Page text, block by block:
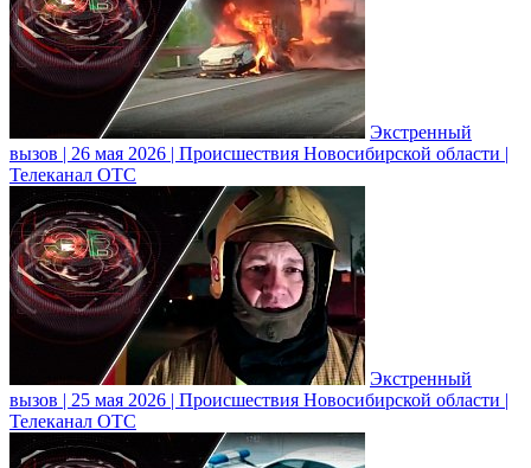
Экстренный
вызов | 26 мая 2026 | Происшествия Новосибирской области |
Телеканал ОТС
Экстренный
вызов | 25 мая 2026 | Происшествия Новосибирской области |
Телеканал ОТС